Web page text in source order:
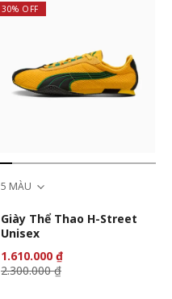
30% OFF
5 MÀU
Giày Thể Thao H-Street
Unisex
1.610.000 ₫
2.300.000 ₫